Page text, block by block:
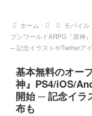
ホーム モバイル
プンワールドARPG『原神
─ 記念イラストやTwitterア
基本無料のオー
神』PS4/iOS/
開始 ─ 記念イラ
布も